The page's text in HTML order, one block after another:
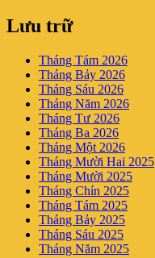
Lưu trữ
Tháng Tám 2026
Tháng Bảy 2026
Tháng Sáu 2026
Tháng Năm 2026
Tháng Tư 2026
Tháng Ba 2026
Tháng Một 2026
Tháng Mười Hai 2025
Tháng Mười 2025
Tháng Chín 2025
Tháng Tám 2025
Tháng Bảy 2025
Tháng Sáu 2025
Tháng Năm 2025